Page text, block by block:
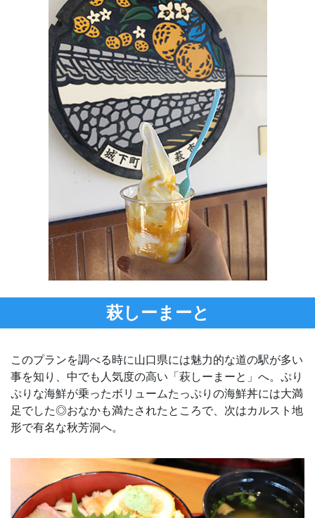
萩しーまーと
このプランを調べる時に山口県には魅力的な道の駅が多い
事を知り、中でも人気度の高い「萩しーまーと」へ。ぷり
ぷりな海鮮が乗ったボリュームたっぷりの海鮮丼には大満
足でした◎おなかも満たされたところで、次はカルスト地
形で有名な秋芳洞へ。